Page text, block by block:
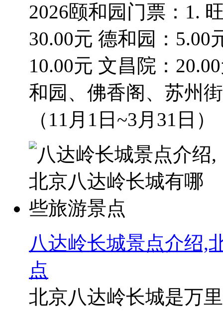
2026颐和园门票：1.
30.00元 德和园：5.00
10.00元 文昌院：
和园、佛香阁、苏州
（11月1日~3月31日
八达岭长城景点介绍,
点
北京八达岭长城是万